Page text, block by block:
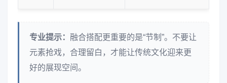
专业提示： 融合搭配更重要的是“节制”。不要让
元素抢戏，合理留白，才能让传统文化迎来更
好的展现空间。